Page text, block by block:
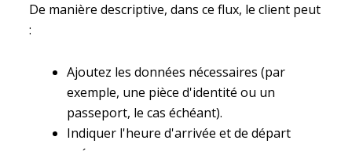
De manière descriptive, dans ce flux, le client peut
:
Ajoutez les données nécessaires (par
exemple, une pièce d'identité ou un
passeport, le cas échéant).
Indiquer l'heure d'arrivée et de départ